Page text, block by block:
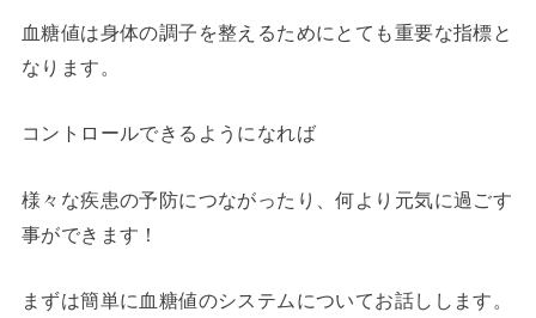
血糖値は身体の調子を整えるためにとても重要な指標と
なります。
コントロールできるようになれば
様々な疾患の予防につながったり、何より元気に過ごす
事ができます！
まずは簡単に血糖値のシステムについてお話しします。